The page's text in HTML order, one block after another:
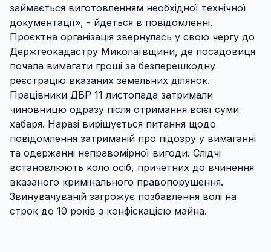
займається виготовленням необхідної технічної
документації», - йдеться в повідомленні.
Проєктна організація звернулась у свою чергу до
Держгеокадастру Миколаївщини, де посадовиця
почала вимагати гроші за безперешкодну
реєстрацію вказаних земельних ділянок.
Працівники ДБР 11 листопада затримали
чиновницю одразу після отримання всієї суми
хабаря. Наразі вирішується питання щодо
повідомлення затриманій про підозру у вимаганні
та одержанні неправомірної вигоди. Слідчі
встановлюють коло осіб, причетних до вчинення
вказаного кримінального правопорушення.
Звинувачуваній загрожує позбавлення волі на
строк до 10 років з конфіскацією майна.